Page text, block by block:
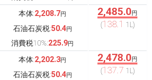
本体:2,208.7円
石油石炭税:50.4円
消費税10%:225.9円
2,485.0 円
(138.1 1L)
本体:2,202.3円
石油石炭税:50.4円
2,478.0 円
(137.7 1L)